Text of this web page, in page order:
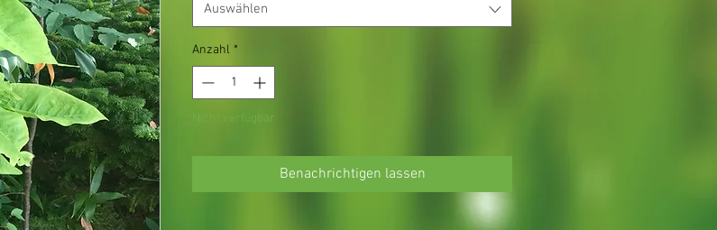
Auswählen
Anzahl *
Nicht verfügbar
Benachrichtigen lassen